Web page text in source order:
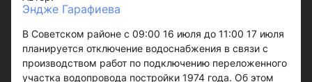
Эндже Гарафиева
В Советском районе с 09:00 16 июля до 11:00 17 июля
планируется отключение водоснабжения в связи с
производством работ по подключению переложенного
участка водопровода постройки 1974 года. Об этом